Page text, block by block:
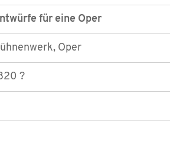
für eine Oper
Oper
?